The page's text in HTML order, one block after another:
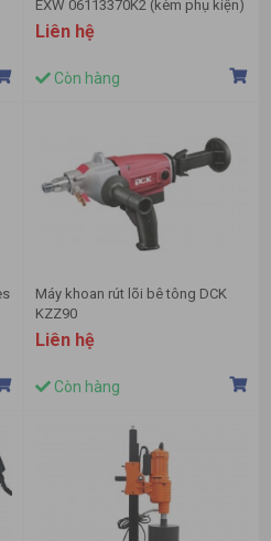
EXW 06113370K2 (kèm phụ kiện)
Liên hệ
Còn hàng
Máy khoan rút lõi bê tông DCK
KZZ90
Liên hệ
Còn hàng